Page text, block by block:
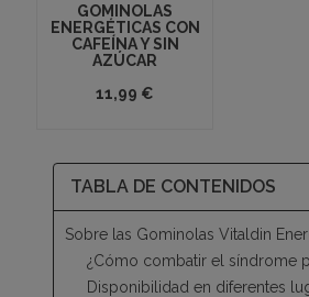
GOMINOLAS
ENERGÉTICAS CON
CAFEÍNA Y SIN
AZÚCAR
11,99 €
TABLA DE CONTENIDOS
Sobre las Gominolas Vitaldin
¿Cómo combatir el síndrome
Disponibilidad en diferentes